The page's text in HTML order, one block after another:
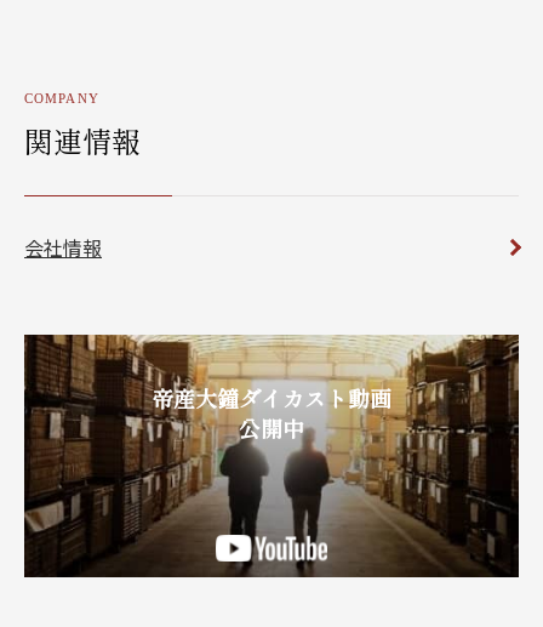
COMPANY
関連情報
会社情報
帝産大鐘ダイカスト動画
公開中